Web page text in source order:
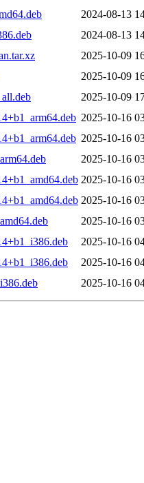
2024-08-13
2024-08-13
2025-10-09
2025-10-09
2025-10-09
2025-10-16
2025-10-16
2025-10-16
2025-10-16
2025-10-16
2025-10-16
2025-10-16
2025-10-16
2025-10-16